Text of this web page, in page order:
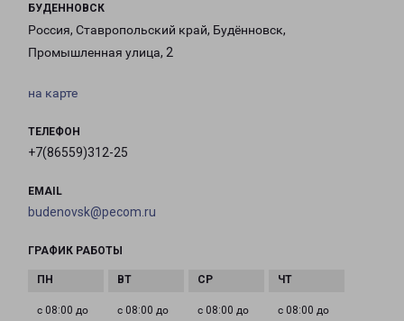
БУДЕННОВСК
Россия, Ставропольский край, Будённовск,
Промышленная улица, 2
на карте
ТЕЛЕФОН
+7(86559)312-25
EMAIL
budenovsk@pecom.ru
ГРАФИК РАБОТЫ
с 08:00 до с 08:00 до с 08:00 до с 08:00 до